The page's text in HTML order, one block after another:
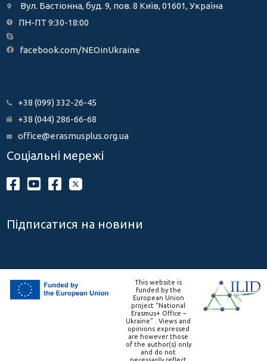
Вул. Бастіонна, буд. 9, пов. 8 Київ, 01601, Україна
ПН-ПТ 9:30-18:00
facebook.com/NEOinUkraine
+38 (099) 332-26-45
+38 (044) 286-66-68
office@erasmusplus.org.ua
Соціальні мережі
Підписатися на новини
This website is
funded by the
European Union
project “National
Erasmus+ Office –
Ukraine” . Views and
opinions expressed
are however those
of the author(s) only
and do not